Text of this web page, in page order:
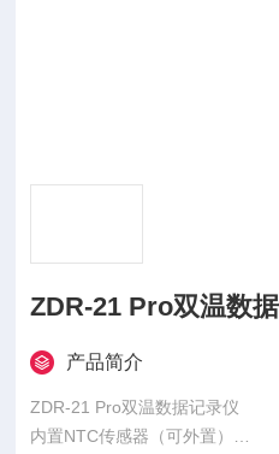
ZDR-21 Pro双温数
产品简介
ZDR-21 Pro双温数据记录仪
内置NTC传感器（可外置）